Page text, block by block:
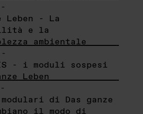
Leben - La
e la
ambientale
- i moduli sospesi
Leben
di Das ganze
il modo di